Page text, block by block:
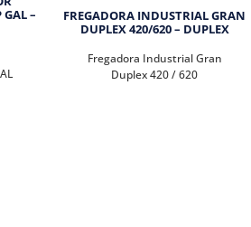
GAL –
FREGADORA INDUSTRIAL GRAN
DUPLEX 420/620 – DUPLEX
Fregadora Industrial Gran
Duplex 420 / 620